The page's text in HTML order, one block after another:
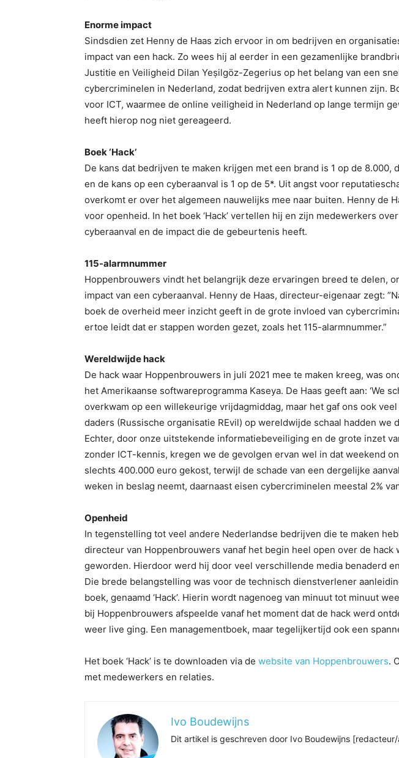
Enorme impact
Sindsdien zet Henny de Haas zich ervoor in om bedrijven en
impact van een hack. Zo wees hij al eerder in een gezamenlijke
Justitie en Veiligheid Dilan Yeṣilgöz-Zegerius op het belang van een
cybercriminelen in Nederland, zodat bedrijven extra alert kunnen zijn.
voor ICT, waarmee de online veiligheid in Nederland op lange termijn
heeft hierop nog niet gereageerd.
Boek ‘Hack’
De kans dat bedrijven te maken krijgen met een brand is 1 op de 8.000,
en de kans op een cyberaanval is 1 op de 5*. Uit angst voor
overkomt er over het algemeen nauwelijks mee naar buiten. Henny de
voor openheid. In het boek ‘Hack’ vertellen hij en zijn medewerkers
cyberaanval en de impact die de gebeurtenis heeft.
115-alarmnummer
Hoppenbrouwers vindt het belangrijk deze ervaringen breed te delen,
impact van een cyberaanval. Henny de Haas, directeur-eigenaar zegt:
boek de overheid meer inzicht geeft in de grote invloed van
ertoe leidt dat er stappen worden gezet, zoals het 115-alarmnummer.”
Wereldwijde hack
De hack waar Hoppenbrouwers in juli 2021 mee te maken kreeg, was
het Amerikaanse softwareprogramma Kaseya. De Haas geeft aan: ‘We
overkwam op een willekeurige vrijdagmiddag, maar het gaf ons ook
daders (Russische organisatie REvil) op wereldwijde schaal hadden we
Echter, door onze uitstekende informatiebeveiliging en de grote inzet
zonder ICT-kennis, kregen we de gevolgen ervan wel in dat weekend
slechts 400.000 euro gekost, terwijl de schade van een dergelijke
weken in beslag neemt, daarnaast eisen cybercriminelen meestal 2%
Openheid
In tegenstelling tot veel andere Nederlandse bedrijven die te maken
directeur van Hoppenbrouwers vanaf het begin heel open over de hack
geworden. Hierdoor werd hij door veel verschillende media benaderd
Die brede belangstelling was voor de technisch dienstverlener
boek, genaamd ‘Hack’. Hierin wordt nagenoeg van minuut tot minuut
bij Hoppenbrouwers afspeelde vanaf het moment dat de hack werd
weer live ging. Een managementboek, maar tegelijkertijd ook een
Het boek ‘Hack’ is te downloaden via de website van Hoppenbrouwers.
met medewerkers en relaties.
Ivo Boudewijns
Dit artikel is geschreven door Ivo Boudewijns